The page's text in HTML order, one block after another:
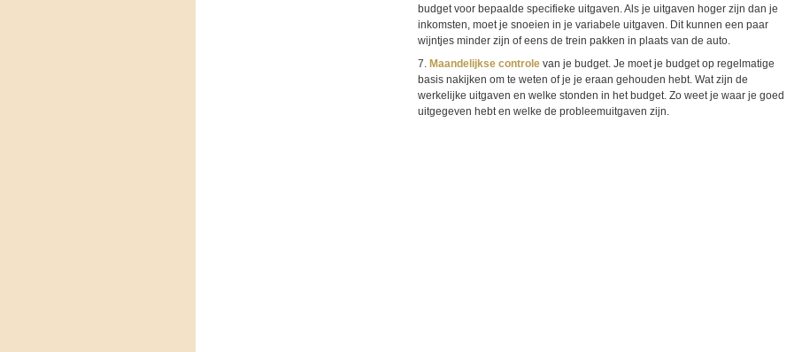
budget voor bepaalde specifieke uitgaven. Als je uitgaven hoger zijn dan je
inkomsten, moet je snoeien in je variabele uitgaven. Dit kunnen een paar
wijntjes minder zijn of eens de trein pakken in plaats van de auto.
7. Maandelijkse controle van je budget. Je moet je budget op regelmatige
basis nakijken om te weten of je je eraan gehouden hebt. Wat zijn de
werkelijke uitgaven en welke stonden in het budget. Zo weet je waar je goed
uitgegeven hebt en welke de probleemuitgaven zijn.